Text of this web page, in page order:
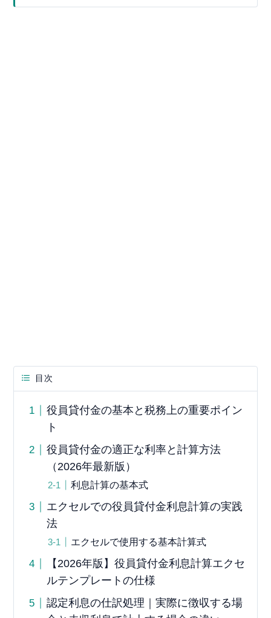
目次
役員貸付金の基本と税務上の重要ポイン
ト
役員貸付金の適正な利率と計算方法
（2026年最新版）
利息計算の基本式
エクセルでの役員貸付金利息計算の実践
法
エクセルで使用する基本計算式
【2026年版】役員貸付金利息計算エクセ
ルテンプレートの仕様
認定利息の仕訳処理｜実際に徴収する場